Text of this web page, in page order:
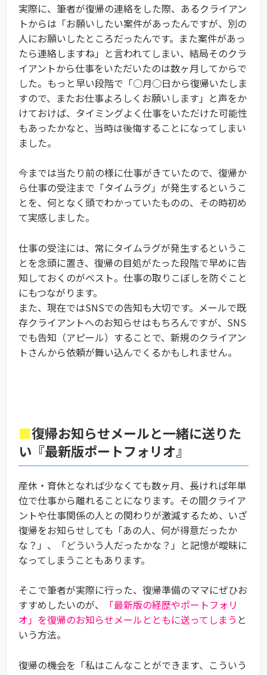
実際に、筆者が復帰の連絡をした際、あるクライアン
トからは「お願いしたい案件があったんですが、別の
人にお願いしたところだったんです。また案件があっ
たら連絡しますね」と言われてしまい、結局そのクラ
イアントから仕事をいただいたのは数ヶ月してからで
した。もっと早い段階で「○月○日から復帰いたしま
すので、またお仕事よろしくお願いします」と声をか
けておけば、タイミングよく仕事をいただけた可能性
もあったかなと、当時は後悔することになってしまい
ました。
今までは当たり前の様に仕事がきていたので、復帰か
ら仕事の受注まで「タイムラグ」が発生するというこ
とを、何となく頭でわかっていたものの、その時初め
て実感しました。
仕事の受注には、常にタイムラグが発生するというこ
とを念頭に置き、復帰の目処がたった段階で早めに告
知しておくのがベスト。仕事の取りこぼしを防ぐこと
にもつながります。
また、現在ではSNSでの告知も大切です。メールで既
存クライアントへのお知らせはもちろんですが、SNS
でも告知（アピール）することで、新規のクライアン
トさんから依頼が舞い込んでくるかもしれません。
■復帰お知らせメールと一緒に送りた
い『最新版ポートフォリオ』
産休・育休となれば少なくても数ヶ月、長ければ年単
位で仕事から離れることになります。その間クライア
ントや仕事関係の人との関わりが激減するため、いざ
復帰をお知らせしても「あの人、何が得意だったか
な？」、「どういう人だったかな？」と記憶が曖昧に
なってしまうこともあります。
そこで筆者が実際に行った、復帰準備のママにぜひお
すすめしたいのが、
「最新版の経歴やポートフォリ
オ」を復帰のお知らせメールとともに送ってしまう と
いう方法。
復帰の機会を「私はこんなことができます、こういう